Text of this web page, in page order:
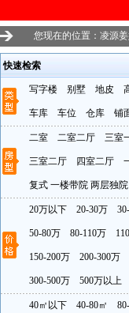
您现在的位置： 凌源
快速检索
写字楼 别墅 地皮
车库 车位 仓库 铺
二室 二室二厅 三室
三室二厅 四室二厅
复式 一楼带院 两层独院
20万以下 20-30万
50-80万 80-110万
150-200万 200-300万
300-500万 500万以上
40㎡以下 40-80㎡